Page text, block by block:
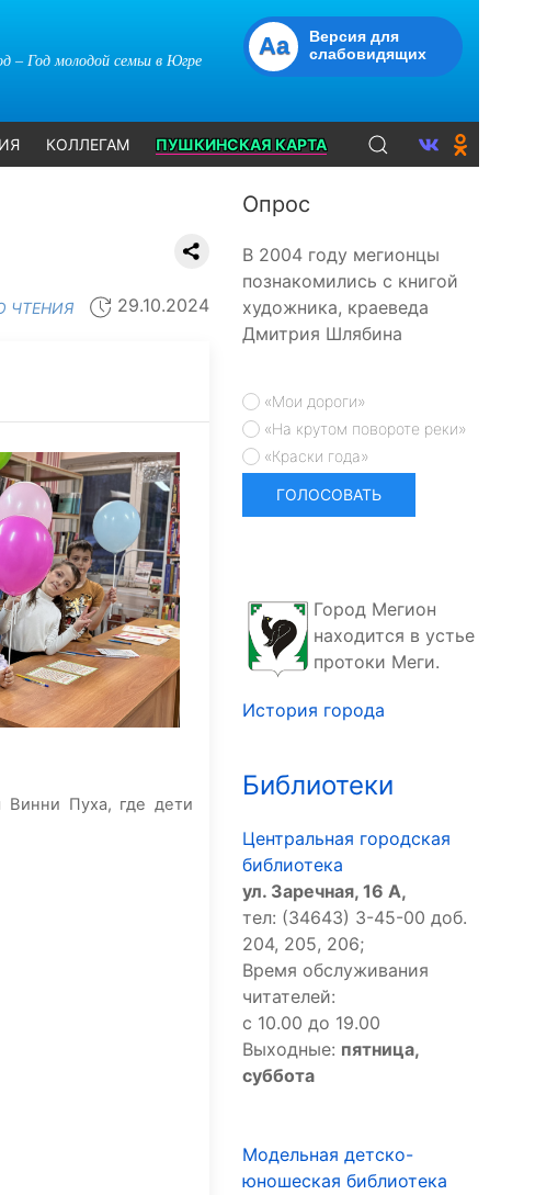
– Год молодой семьи в Югре
Aa
Версия для
слабовидящих
КОЛЛЕГАМ ПУШКИНСКАЯ КАРТА
ЧТЕНИЯ 29.10.2024
Винни Пуха, где дети
Опрос
В 2004 году мегионцы
познакомились с книгой
художника, краеведа
Дмитрия Шлябина
«Мои дороги»
«На крутом повороте реки»
«Краски года»
Город Мегион
находится в устье
протоки Меги.
История города
Библиотеки
Центральная городская
библиотека
ул. Заречная, 16 А,
тел: (34643) 3-45-00 доб.
204, 205, 206;
Время обслуживания
читателей:
с 10.00 до 19.00
Выходные: пятница,
суббота
Модельная детско-
юношеская библиотека